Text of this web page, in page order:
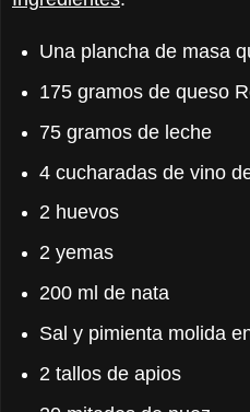
Una plancha de masa
175 gramos de queso
75 gramos de leche
4 cucharadas de vino
2 huevos
2 yemas
200 ml de nata
Sal y pimienta molida
2 tallos de apios